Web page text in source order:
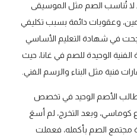
تُناسب الصم مثل الموسيقى
وعقوبات دائمة بسبب تكليفي
في شهادة التعليم الأساسي
الفنية الوحيدة للصم في غانا، حيث
فنية مثل البناء والرسم الفني.
الأصم الوحيد في تخصص
كوماسي، وبعد التخرج، لم أسعَ
الصم بأكمله، فعملت